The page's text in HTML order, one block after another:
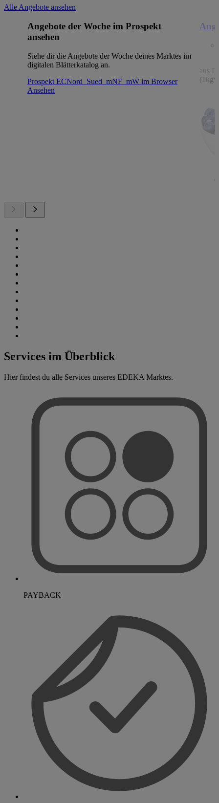
Alle Angebote ansehen
Angebote der Woche im Prospekt
ansehen
Siehe dir die Angebote der Woche deines Marktes im
digitalen Blätterkatalog an.
Prospekt ECNord_Sued_mNF_mW im Browser
Ansehen
aus
Services im Überblick
Hier findest du alle Services unseres EDEKA Marktes.
PAYBACK